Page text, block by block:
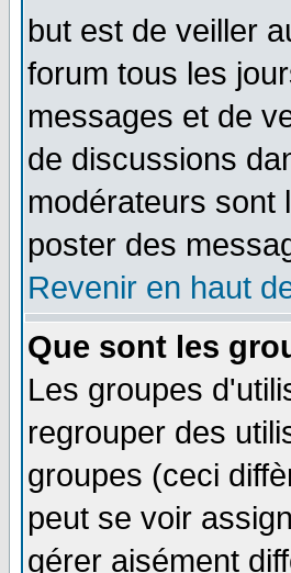
but est de veiller
forum tous les
messages et de
de discussions
modérateurs
poster des
Revenir en haut
Que sont les
Les groupes
regrouper des
groupes (ceci
peut se voir
gérer aisément